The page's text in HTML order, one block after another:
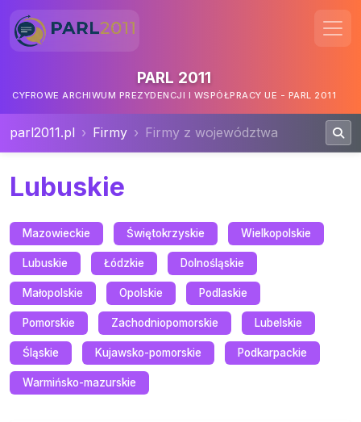
PARL 2011
CYFROWE ARCHIWUM PREZYDENCJI I WSPÓŁPRACY UE - PARL 2011
parl2011.pl Firmy Firmy z województwa
Lubuskie
Mazowieckie Świętokrzyskie Wielkopolskie
Lubuskie Łódzkie Dolnośląskie
Małopolskie Opolskie Podlaskie
Pomorskie Zachodniopomorskie Lubelskie
Śląskie Kujawsko-pomorskie Podkarpackie
Warmińsko-mazurskie